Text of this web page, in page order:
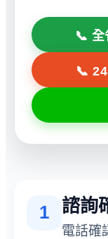
1 諮詢
電話確
📞
📞